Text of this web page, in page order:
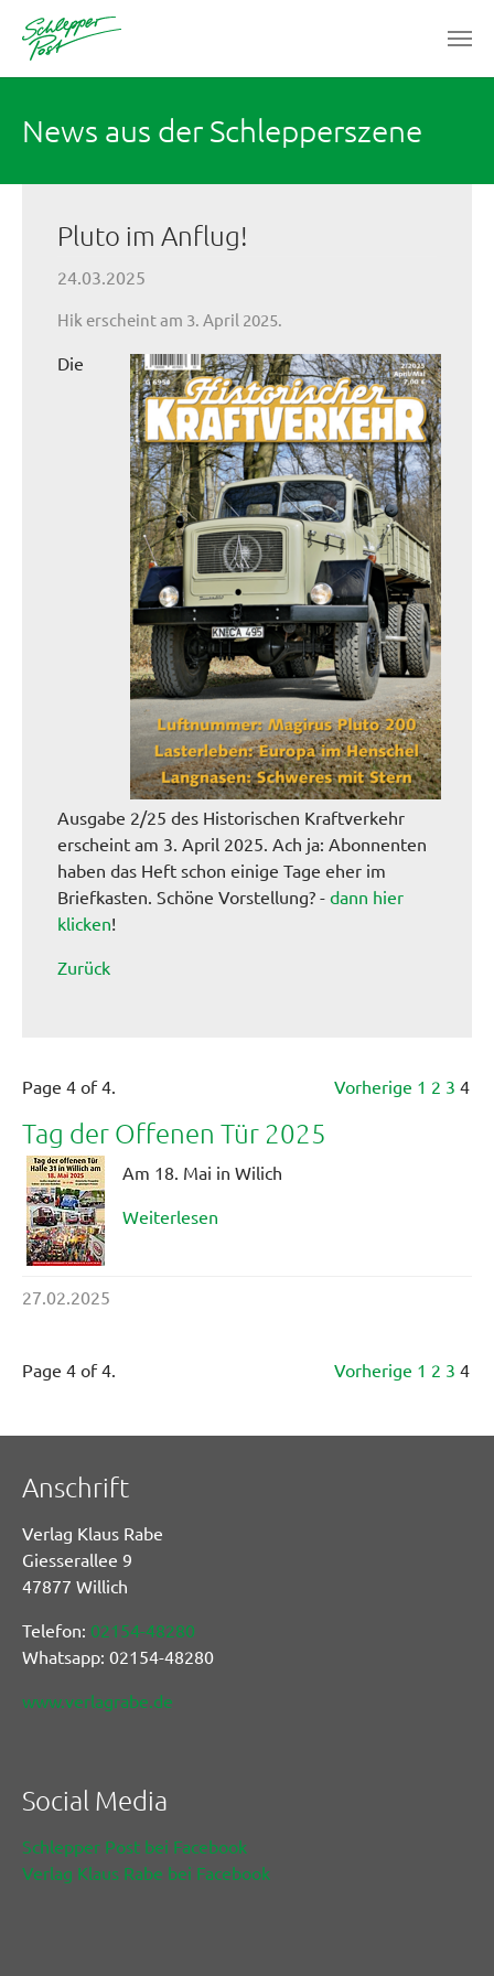
News aus der Schlepperszene
Pluto im Anflug!
24.03.2025
Hik erscheint am 3. April 2025.
Die
Ausgabe 2/25 des Historischen Kraftverkehr
erscheint am 3. April 2025. Ach ja: Abonnenten
haben das Heft schon einige Tage eher im
Briefkasten. Schöne Vorstellung? - dann hier
klicken!
Zurück
Page 4 of 4. Vorherige 1 2 3 4
Tag der Offenen Tür 2025
Am 18. Mai in Wilich
Weiterlesen
27.02.2025
Page 4 of 4. Vorherige 1 2 3 4
Anschrift
Verlag Klaus Rabe
Giesserallee 9
47877 Willich
Telefon: 02154-48280
Whatsapp: 02154-48280
www.verlagrabe.de
Social Media
Schlepper Post bei Facebook
Verlag Klaus Rabe bei Facebook